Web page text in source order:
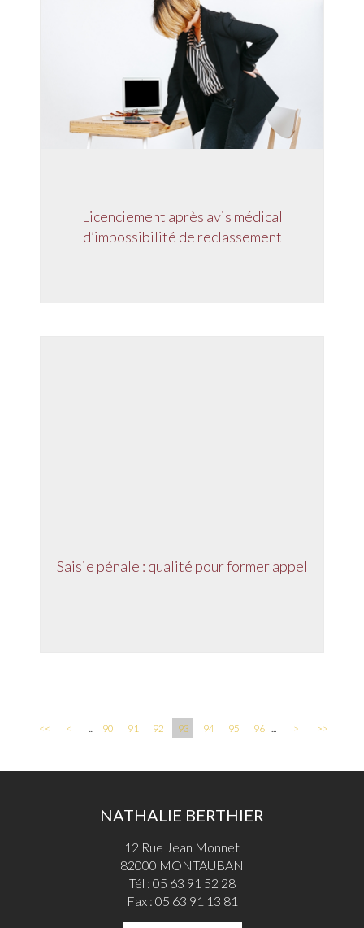
Licenciement après avis médical
d’impossibilité de reclassement
Saisie pénale : qualité pour former appel
<< < 90 91 92 93 94 95 96 > >>
NATHALIE BERTHIER
12 Rue Jean Monnet
82000 MONTAUBAN
Tél : 05 63 91 52 28
Fax : 05 63 91 13 81